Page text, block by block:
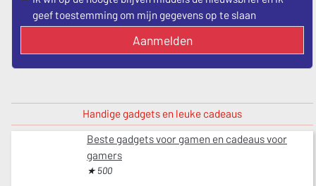
geef toestemming om mijn gegevens op te slaan
Aanmelden
Handige gadgets en leuke cadeaus
Beste gadgets voor gamen en cadeaus voor
gamers
★ 500